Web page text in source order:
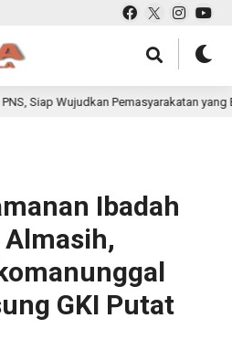
Pemasyarakatan yang Berdampak
Ibadah
Almasih,
GKI Putat